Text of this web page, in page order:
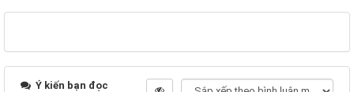
Ý kiến bạn đọc